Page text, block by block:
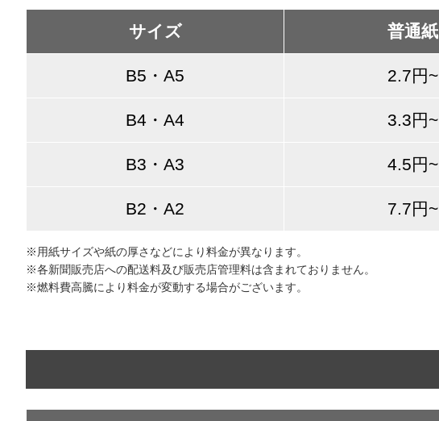
サイズ 普通紙
B5・A5 2.7円~
B4・A4 3.3円~
B3・A3 4.5円~
B2・A2 7.7円~
※用紙サイズや紙の厚さなどにより料金が異なります。
※各新聞販売店への配送料及び販売店管理料は含まれておりません。
※燃料費高騰により料金が変動する場合がございます。